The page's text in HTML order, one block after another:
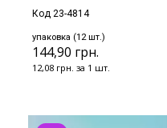
Код 23-4814
упаковка (12 шт.)
144,90 грн.
12,08 грн. за 1 шт.